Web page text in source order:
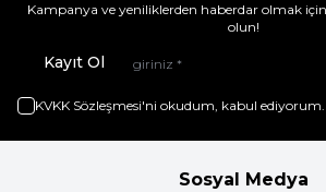
Kampanya ve yeniliklerden haberdar olmak
olun!
Kayıt Ol
KVKK Sözleşmesi'ni okudum, kabul ediyorum.
Sosyal Medya